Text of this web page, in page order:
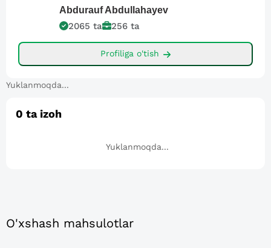
Abdurauf Abdullahayev
2065 ta 256 ta
Profiliga o'tish
Yuklanmoqda...
0 ta izoh
Yuklanmoqda...
O'xshash mahsulotlar